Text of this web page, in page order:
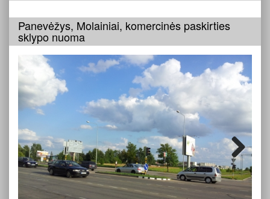
Panevėžys, Molainiai, komercinės paskirties
sklypo nuoma
Next